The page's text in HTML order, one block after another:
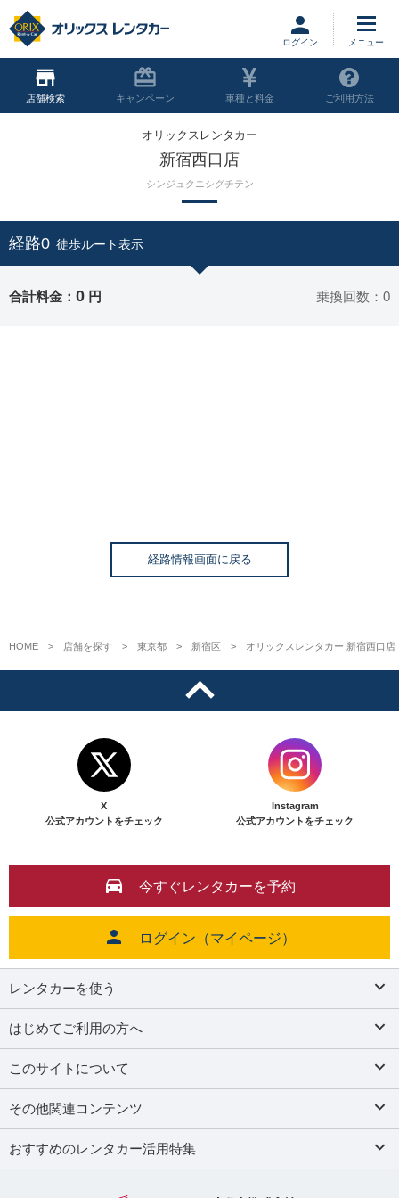
ログイン
店舗 キャンペーン 車種と料金 ご利用方法
オリックスレンタカー
新宿西口店
シンジュクニシグチテン
経路0 徒歩ルート表示
合計料金： 0 円 乗換回数：0
経路情報画面に戻る
HOME 店舗を探す 東京都 新宿区 オリックスレンタカー 新宿西口店
X
公式アカウントをチェック
Instagram
公式アカウントをチェック
今すぐレンタカーを予約
ログイン（マイページ）
レンタカーを使う
はじめてご利用の方へ
このサイトについて
その他関連コンテンツ
おすすめのレンタカー活用特集